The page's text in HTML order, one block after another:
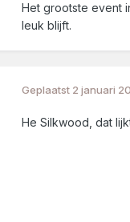
Het grootste event
leuk blijft.
Geplaatst 2 januari
He Silkwood, dat